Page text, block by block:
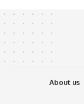
About us